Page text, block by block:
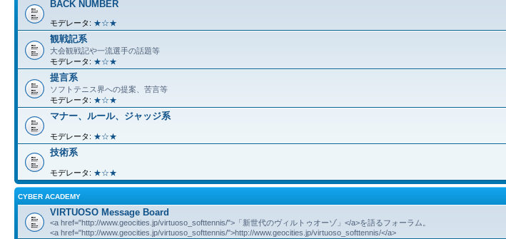
BACK NUMBER
モデレータ: ★☆★
観戦記系
大会観戦記や一流選手の話題等
モデレータ: ★☆★
提言系
ソフトテニス界への提案、苦言等
モデレータ: ★☆★
マナー、ルール、ジャッジ系
モデレータ: ★☆★
技術系
モデレータ: ★☆★
CYBER ACADEMY
VIRTUOSO Message Board
<a href="http://www.geocities.jp/virtuoso_softtennis/">「新世代のヴィルトゥオーゾ」</a>を語るフォーラム。
<a href="http://www.geocities.jp/virtuoso_softtennis/">http://www.geocities.jp/virtuoso_softtennis/</a>